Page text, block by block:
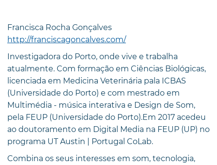
Francisca Rocha Gonçalves
http://franciscagoncalves.com/
Investigadora do Porto, onde vive e trabalha
atualmente. Com formação em Ciências Biológicas,
licenciada em Medicina Veterinária pala ICBAS
(Universidade do Porto) e com mestrado em
Multimédia - música interativa e Design de Som,
pela FEUP (Universidade do Porto).Em 2017 acedeu
ao doutoramento em Digital Media na FEUP (UP) no
programa UT Austin | Portugal CoLab.
Combina os seus interesses em som, tecnologia,